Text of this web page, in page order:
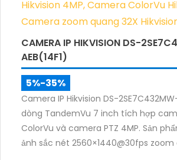
CAMERA IP HIKVISION DS-
AEB(14F1)
5%-35%
Camera IP Hikvision DS-
dòng TandemVu 7 inch tích hợp
ColorVu và camera PTZ 4MP. Sản
ảnh sắc nét 2560×1440@30fps zoom